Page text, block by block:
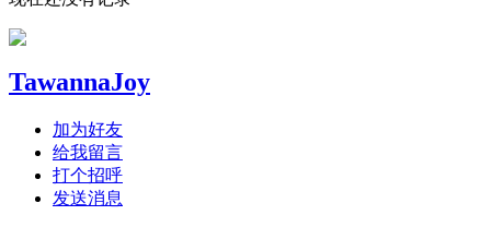
TawannaJoy
加为好友
给我留言
打个招呼
发送消息